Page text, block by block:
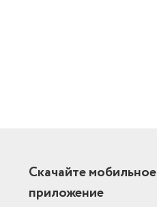
Скачайте мобильное
приложение